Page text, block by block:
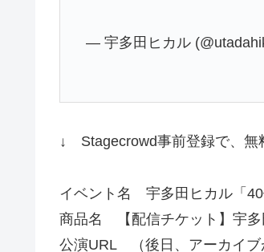
— 宇多田ヒカル
↓ Stagecrowd事前登録で、無
イベント名 宇多田 ヒカル 「
商品名 【配信チケット】 宇多
公演URL （後日、アーカイブ